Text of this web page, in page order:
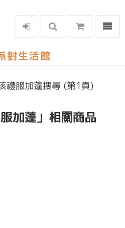
選單
禮服加蓬搜尋 (第1頁)
加蓬」相關商品